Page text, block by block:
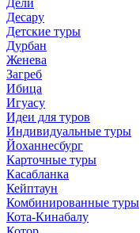
Дели
Десару
Детские туры
Дурбан
Женева
Загреб
Ибица
Игуасу
Идеи для туров
Индивидуальные туры
Йоханнесбург
Карточные туры
Касабланка
Кейптаун
Комбинированные туры
Кота-Кинабалу